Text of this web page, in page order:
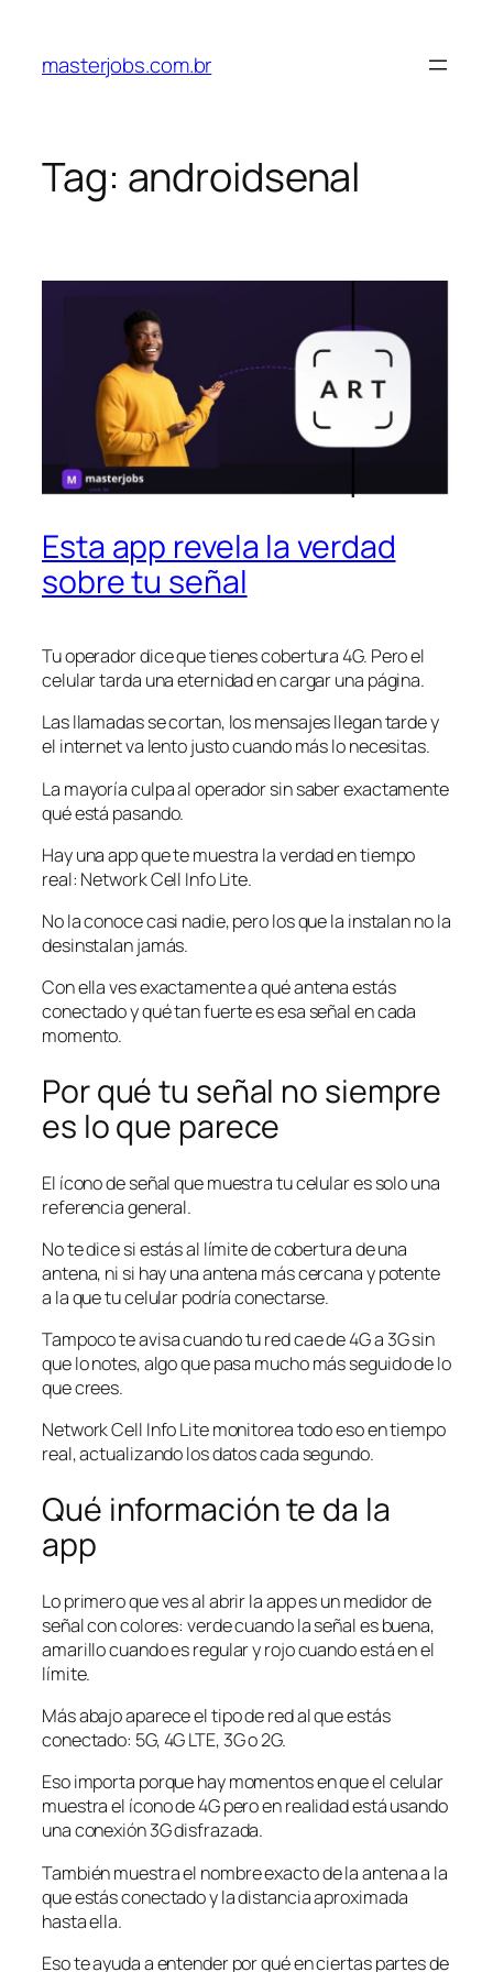
masterjobs.com.br
Tag: androidsenal
Esta app revela la verdad
sobre tu señal
Tu operador dice que tienes cobertura 4G. Pero el
celular tarda una eternidad en cargar una página.
Las llamadas se cortan, los mensajes llegan tarde y
el internet va lento justo cuando más lo necesitas.
La mayoría culpa al operador sin saber exactamente
qué está pasando.
Hay una app que te muestra la verdad en tiempo
real: Network Cell Info Lite.
No la conoce casi nadie, pero los que la instalan no la
desinstalan jamás.
Con ella ves exactamente a qué antena estás
conectado y qué tan fuerte es esa señal en cada
momento.
Por qué tu señal no siempre
es lo que parece
El ícono de señal que muestra tu celular es solo una
referencia general.
No te dice si estás al límite de cobertura de una
antena, ni si hay una antena más cercana y potente
a la que tu celular podría conectarse.
Tampoco te avisa cuando tu red cae de 4G a 3G sin
que lo notes, algo que pasa mucho más seguido de lo
que crees.
Network Cell Info Lite monitorea todo eso en tiempo
real, actualizando los datos cada segundo.
Qué información te da la
app
Lo primero que ves al abrir la app es un medidor de
señal con colores: verde cuando la señal es buena,
amarillo cuando es regular y rojo cuando está en el
límite.
Más abajo aparece el tipo de red al que estás
conectado: 5G, 4G LTE, 3G o 2G.
Eso importa porque hay momentos en que el celular
muestra el ícono de 4G pero en realidad está usando
una conexión 3G disfrazada.
También muestra el nombre exacto de la antena a la
que estás conectado y la distancia aproximada
hasta ella.
Eso te ayuda a entender por qué en ciertas partes de